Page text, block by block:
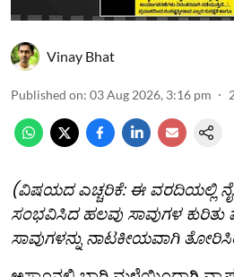
Vinay Bhat
Published on: 03 Aug 2026, 3:16 pm 2
(ವಿಷಯದ ಎಚ್ಚರಿಕೆ: ಈ ವರದಿಯಲ್ಲಿ
ಸಂಭವಿಸಿದ ಹಲವು ಸಾವುಗಳ
ಸಾವುಗಳನ್ನು ನಾಟಕೀಯವಾಗಿ